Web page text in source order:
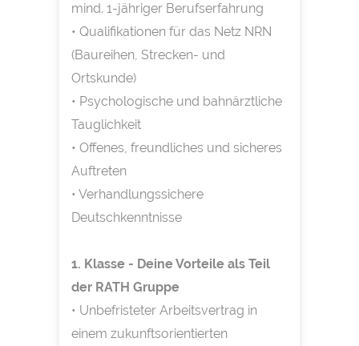
mind. 1-jähriger Berufserfahrung
• Qualifikationen für das Netz NRN
(Baureihen, Strecken- und
Ortskunde)
• Psychologische und bahnärztliche
Tauglichkeit
• Offenes, freundliches und sicheres
Auftreten
• Verhandlungssichere
Deutschkenntnisse
1. Klasse - Deine Vorteile als Teil
der RATH Gruppe
• Unbefristeter Arbeitsvertrag in
einem zukunftsorientierten